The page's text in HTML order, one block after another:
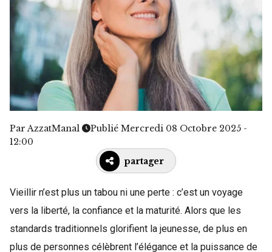
Par AzzatManal
Publié Mercredi 08 Octobre 2025 -
12:00
partager
Vieillir n’est plus un tabou ni une perte : c’est un voyage
vers la liberté, la confiance et la maturité. Alors que les
standards traditionnels glorifient la jeunesse, de plus en
plus de personnes célèbrent l’élégance et la puissance de